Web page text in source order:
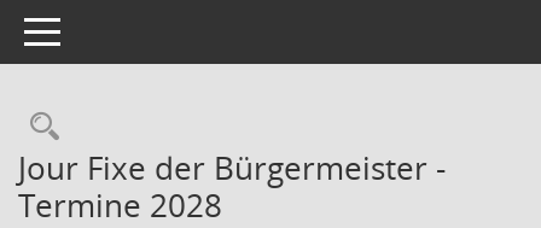
Toggle navigation
Rechercheauswahl
Jour Fixe der Bürgermeister -
Termine 2028